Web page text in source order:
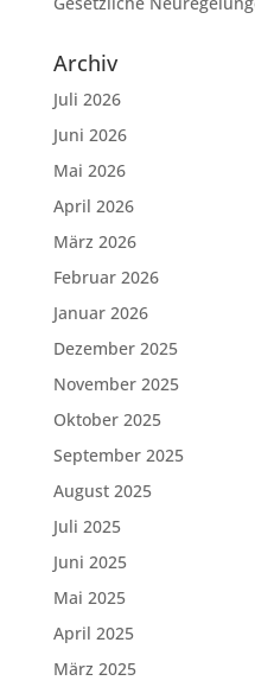
Archiv
Juli 2026
Juni 2026
Mai 2026
April 2026
März 2026
Februar 2026
Januar 2026
Dezember 2025
November 2025
Oktober 2025
September 2025
August 2025
Juli 2025
Juni 2025
Mai 2025
April 2025
März 2025